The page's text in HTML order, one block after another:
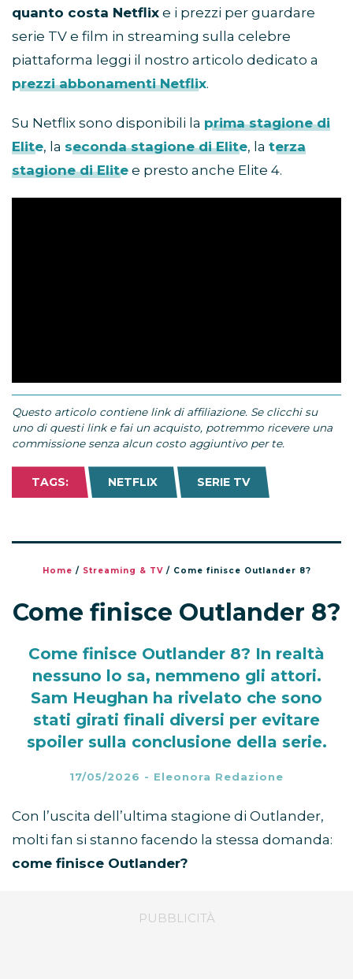
quanto costa Netflix e i prezzi per guardare
serie TV e film in streaming sulla celebre
piattaforma leggi il nostro articolo dedicato a
prezzi abbonamenti Netflix.
Su Netflix sono disponibili la prima stagione di
Elite, la seconda stagione di Elite, la terza
stagione di Elite e presto anche Elite 4.
Questo articolo contiene link di affiliazione. Se clicchi su
uno di questi link e fai un acquisto, potremmo ricevere una
commissione senza alcun costo aggiuntivo per te.
TAGS: NETFLIX SERIE TV
Home / Streaming & TV/ Come finisce Outlander 8?
Come finisce Outlander 8?
Come finisce Outlander 8? In realtà
nessuno lo sa, nemmeno gli attori.
Sam Heughan ha rivelato che sono
stati girati finali diversi per evitare
spoiler sulla conclusione della serie.
17/05/2026 - Eleonora Redazione
Con l’uscita dell’ultima stagione di Outlander,
molti fan si stanno facendo la stessa domanda:
come finisce Outlander?